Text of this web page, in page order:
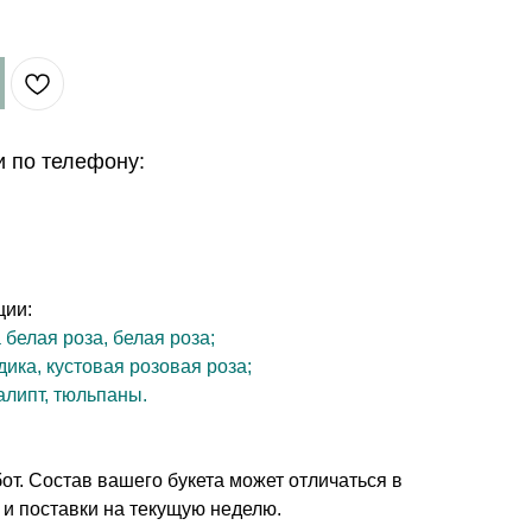
по телефону:
роза, белая роза;
кустовая розовая роза;
тюльпаны.
Состав вашего букета может отличаться в
поставки на текущую неделю.